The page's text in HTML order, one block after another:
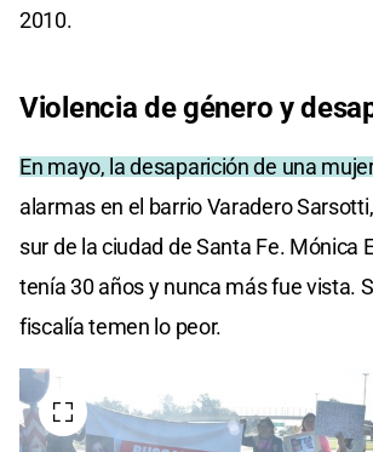
2010.
Violencia de género y
En mayo, la desaparición de una
alarmas en el barrio Varadero
sur de la ciudad de Santa Fe. Mónica
tenía 30 años y nunca más fue vista.
fiscalía temen lo peor.